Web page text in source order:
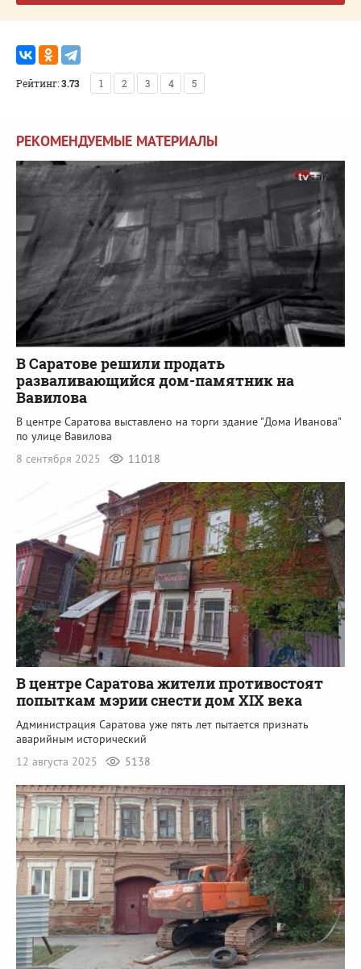
Рейтинг:3.73 1 2 3 4 5
РЕКОМЕНДУЕМЫЕ МАТЕРИАЛЫ
В Саратове решили продать
разваливающийся дом-памятник на
Вавилова
В центре Саратова выставлено на торги здание "Дома Иванова"
по улице Вавилова
8 сентября 2025
11018
В центре Саратова жители противостоят
попыткам мэрии снести дом XIX века
Администрация Саратова уже пять лет пытается признать
аварийным исторический
12 августа 2025
5138